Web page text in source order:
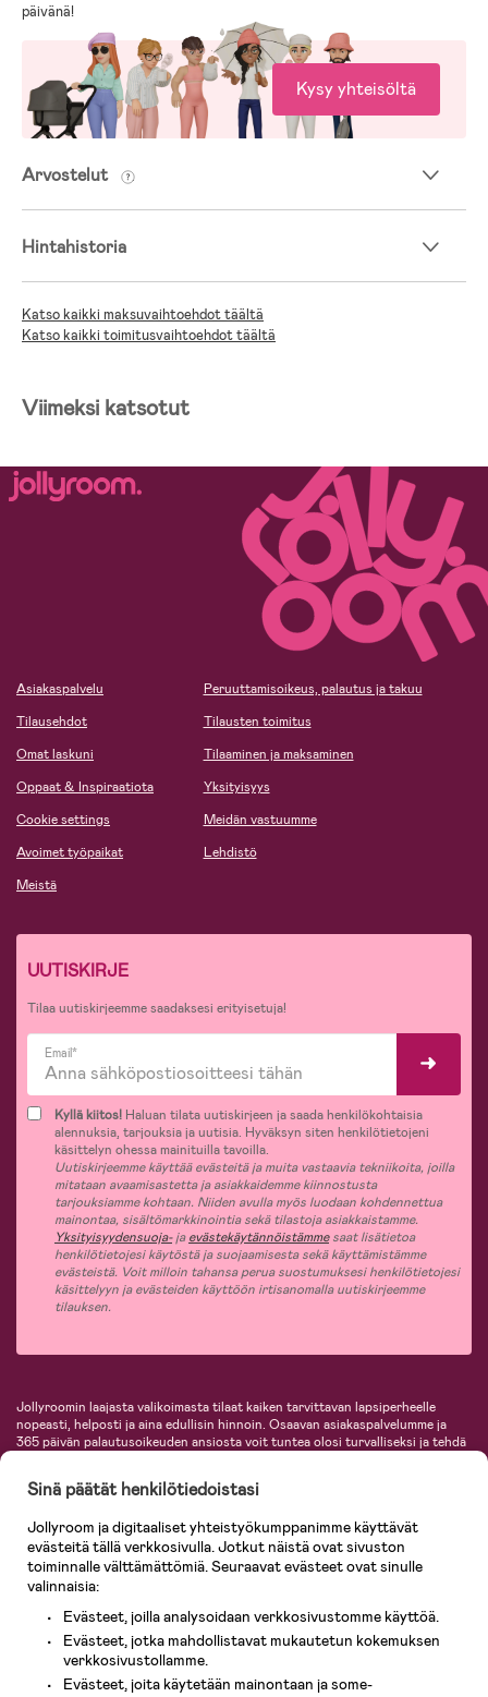
päivänä!
Kysy yhteisöltä
Arvostelut
Hintahistoria
Katso kaikki maksuvaihtoehdot täältä
Katso kaikki toimitusvaihtoehdot täältä
Viimeksi katsotut
Asiakaspalvelu
Tilausehdot
Omat laskuni
Oppaat & Inspiraatiota
Cookie settings
Avoimet työpaikat
Meistä
Peruuttamisoikeus, palautus ja takuu
Tilausten toimitus
Tilaaminen ja maksaminen
Yksityisyys
Meidän vastuumme
Lehdistö
UUTISKIRJE
Tilaa uutiskirjeemme saadaksesi erityisetuja!
Email*
Kyllä kiitos! Haluan tilata uutiskirjeen ja saada henkilökohtaisia
alennuksia, tarjouksia ja uutisia. Hyväksyn siten henkilötietojeni
käsittelyn ohessa mainituilla tavoilla.
Uutiskirjeemme käyttää evästeitä ja muita vastaavia tekniikoita, joilla
mitataan avaamisastetta ja asiakkaidemme kiinnostusta
tarjouksiamme kohtaan. Niiden avulla myös luodaan kohdennettua
mainontaa, sisältömarkkinointia sekä tilastoja asiakkaistamme.
Yksityisyydensuoja-jaevästekäytännöistämmesaat lisätietoa
henkilötietojesi käytöstä ja suojaamisesta sekä käyttämistämme
evästeistä. Voit milloin tahansa perua suostumuksesi henkilötietojesi
käsittelyyn ja evästeiden käyttöön irtisanomalla uutiskirjeemme
tilauksen.
Jollyroomin laajasta valikoimasta tilaat kaiken tarvittavan lapsiperheelle
nopeasti, helposti ja aina edullisin hinnoin. Osaavan asiakaspalvelumme ja
365 päivän palautusoikeuden ansiosta voit tuntea olosi turvalliseksi ja tehdä
lastentarvikkeita sekä paljon muuta. Meiltä löydät lukuisia tunnettuja
KidKraft, Ergobaby, Philips Avent, Neonate, Cybex, LEGO ja monia muita!
Tervetuloa shoppailemaan Pohjoismaiden suurimpaan lastentarvikkeiden
verkkokauppaan!
Sinä päätät henkilötiedoistasi
Jollyroom ja digitaaliset yhteistyökumppanimme käyttävät
evästeitä tällä verkkosivulla. Jotkut näistä ovat sivuston
toiminnalle välttämättömiä. Seuraavat evästeet ovat sinulle
valinnaisia:
Evästeet, joilla analysoidaan verkkosivustomme käyttöä.
Evästeet, jotka mahdollistavat mukautetun kokemuksen
verkkosivustollamme.
Evästeet, joita käytetään mainontaan ja some-